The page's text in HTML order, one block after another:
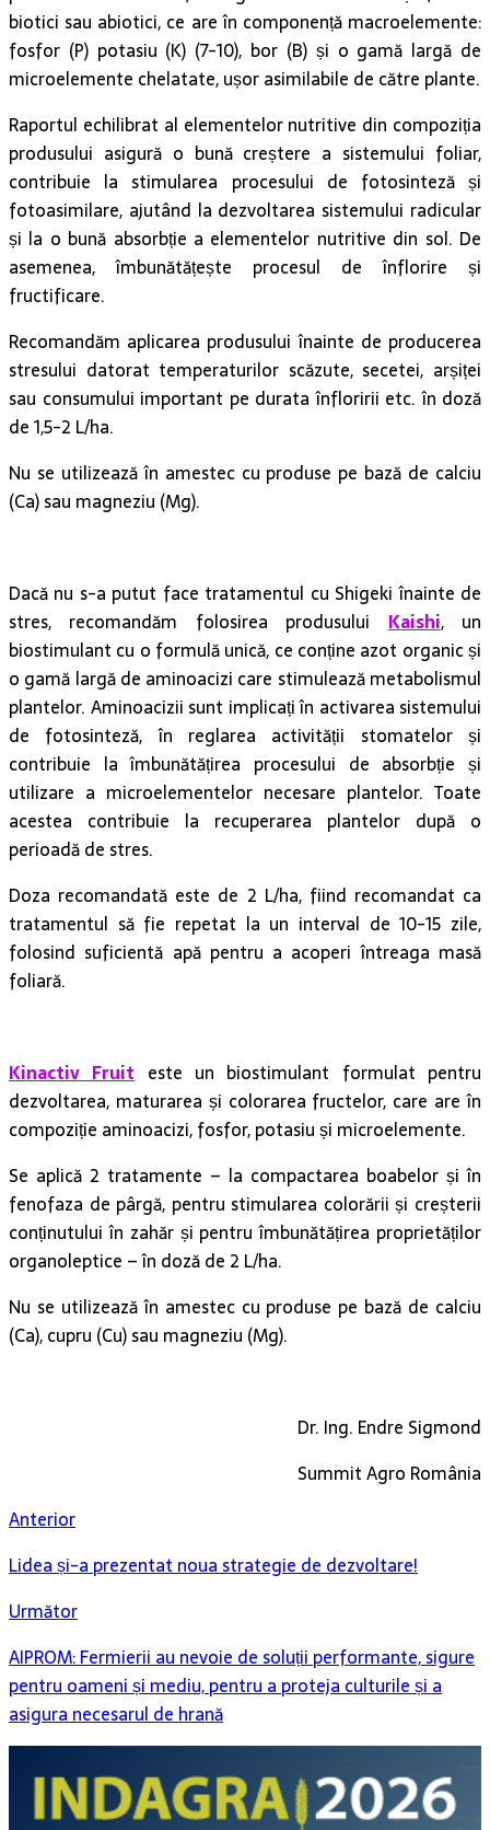
fosfor (P) potasiu (K) (7-10), bor (B) și o gamă largă de
microelemente chelatate, ușor asimilabile de către plante.
produsului asigură o bună creștere a sistemului foliar,
contribuie la stimularea procesului de fotosinteză și
fotoasimilare, ajutând la dezvoltarea sistemului radicular
și la o bună absorbție a elementelor nutritive din sol. De
asemenea, îmbunătățește procesul de înflorire și
fructificare.
stresului datorat temperaturilor scăzute, secetei, arșiței
sau consumului important pe durata înfloririi etc. în doză
de 1,5-2 L/ha.
(Ca) sau magneziu (Mg).
stres, recomandăm folosirea produsuluiKaishi, un
biostimulant cu o formulă unică, ce conține azot organic și
o gamă largă de aminoacizi care stimulează metabolismul
plantelor. Aminoacizii sunt implicați în activarea sistemului
de fotosinteză, în reglarea activității stomatelor și
contribuie la îmbunătățirea procesului de absorbție și
utilizare a microelementelor necesare plantelor. Toate
acestea contribuie la recuperarea plantelor după o
perioadă de stres.
tratamentul să fie repetat la un interval de 10-15 zile,
folosind suficientă apă pentru a acoperi întreaga masă
foliară.
dezvoltarea, maturarea și colorarea fructelor, care are în
compoziție aminoacizi, fosfor, potasiu și microelemente.
fenofaza de pârgă, pentru stimularea colorării și creșterii
conținutului în zahăr și pentru îmbunătățirea proprietăților
organoleptice – în doză de 2 L/ha.
(Ca), cupru (Cu) sau magneziu (Mg).
pentru oameni și mediu, pentru a proteja culturile și a
asigura necesarul de hrană